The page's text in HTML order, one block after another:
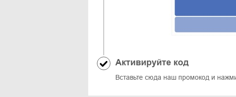
Активируйте код
Вставьте сюда наш промокод и